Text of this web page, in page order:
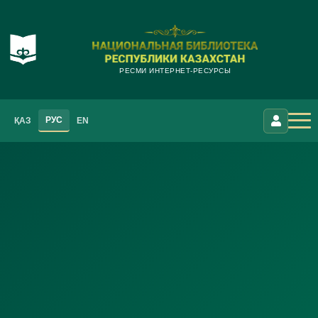
РЕСМИ ИНТЕРНЕТ-РЕСУРСЫ
ҚАЗ РУС EN